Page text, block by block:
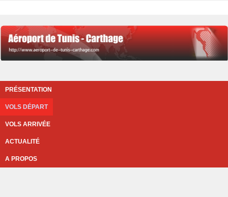
PRÉSENTATION
VOLS DÉPART
VOLS ARRIVÉE
ACTUALITÉ
A PROPOS